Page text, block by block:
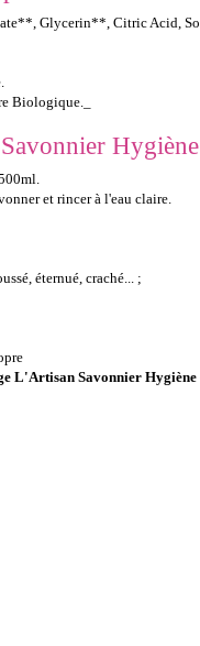
Glycerin**, Citric Acid,
Biologique._
et rincer à l'eau claire.
éternué, craché... ;
L'Artisan Savonnier Hygiène